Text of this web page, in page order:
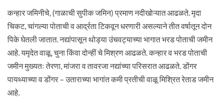
कन्हार जमिनीचे, (गाळाची सुपीक जमिन) प्रमाण नदीखोऱ्यात आढळते. मृदा
चिकट, चांगल्या पोताची व आर्द्रता टिकवून धरणारी असल्याने तीत वर्षातून दोन
पिके घेतली जातात. नद्यांपासून थोड्या उंचवट्याच्या भागात भरड पोताची जमीन
आहे. यमृदेत वाळू, चुना किंवा दोन्हीं चे मिश्रण आढळते. कन्हार व भरड पोताची
जमीन मुख्यतः तेरणा, मांजरा व तावरजा नद्यांच्या परिसरात आढळते. डोंगर
पायथ्याच्या व डोंगर – उताराच्या भागांत कमी प्रतीची वाळू मिश्रित रेताड जमीन
आहे.